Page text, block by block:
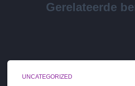
Gerelateerde
UNCATEGORIZED